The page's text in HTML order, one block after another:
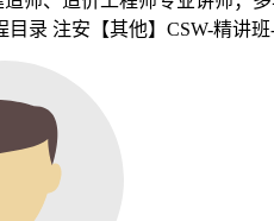
目录 注安【其他】CSW-精讲